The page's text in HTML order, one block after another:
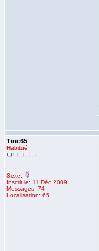
Tine65
Habitué
Sexe:
Inscrit le: 11 Déc 2009
Messages: 74
Localisation: 65